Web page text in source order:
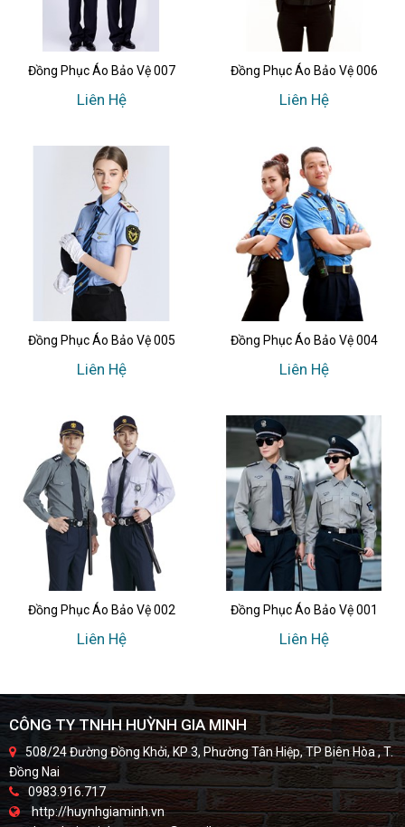
Đồng Phục Áo Bảo Vệ 007
Liên Hệ
Đồng Phục Áo Bảo Vệ 006
Liên Hệ
Đồng Phục Áo Bảo Vệ 005
Liên Hệ
Đồng Phục Áo Bảo Vệ 004
Liên Hệ
Đồng Phục Áo Bảo Vệ 002
Liên Hệ
Đồng Phục Áo Bảo Vệ 001
Liên Hệ
CÔNG TY TNHH HUỲNH GIA MINH
508/24 Đường Đồng Khởi, KP 3, Phường Tân Hiệp, TP Biên Hòa , T.
Đồng Nai
0983.916.717
http://huynhgiaminh.vn